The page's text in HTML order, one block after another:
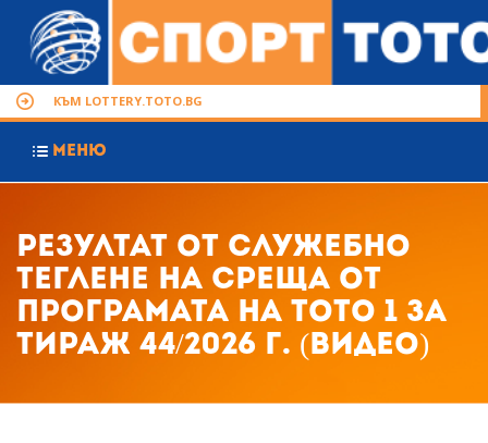
КЪМ LOTTERY.TOTO.BG
МЕНЮ
Резултат от служебно
теглене на среща от
програмата на Тото 1 за
тираж 44/2026 г. (видео)